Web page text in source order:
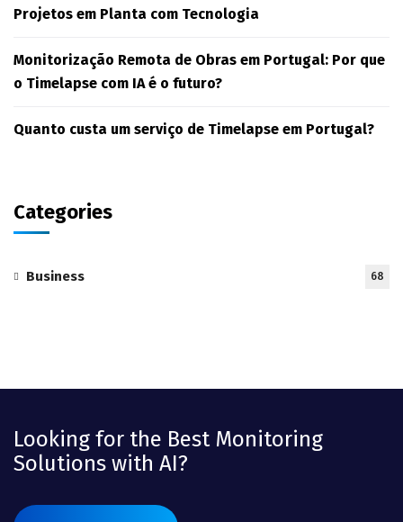
Projetos em Planta com Tecnologia
Monitorização Remota de Obras em Portugal: Por que
o Timelapse com IA é o futuro?
Quanto custa um serviço de Timelapse em Portugal?
Categories
Business 68
Looking for the Best Monitoring
Solutions with AI?